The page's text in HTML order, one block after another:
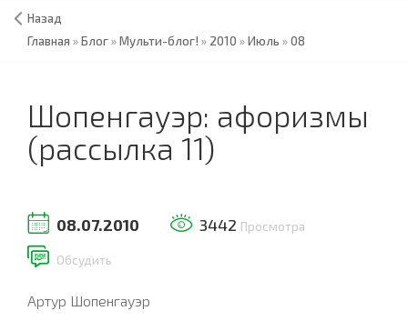
Назад
Главная »Блог»Мульти-блог! » 2010 »Июль »08
Шопенгауэр: афоризмы
(рассылка 11)
08.07.2010 3442 Просмотра
Обсудить
Артур Шопенгауэр